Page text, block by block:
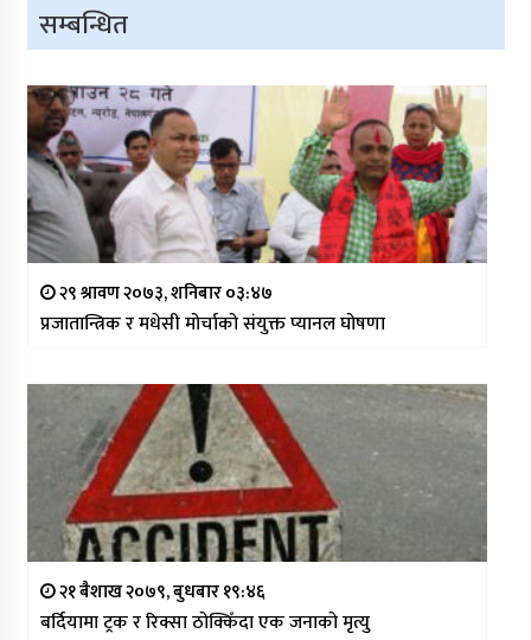
सम्बन्धित
२९ श्रावण २०७३, शनिबार ०३:४७
प्रजातान्त्रिक र मधेसी मोर्चाको संयुक्त प्यानल घोषणा
२१ बैशाख २०७९, बुधबार १९:४६
बर्दियामा ट्रक र रिक्सा ठोक्किँदा एक जनाको मृत्यु